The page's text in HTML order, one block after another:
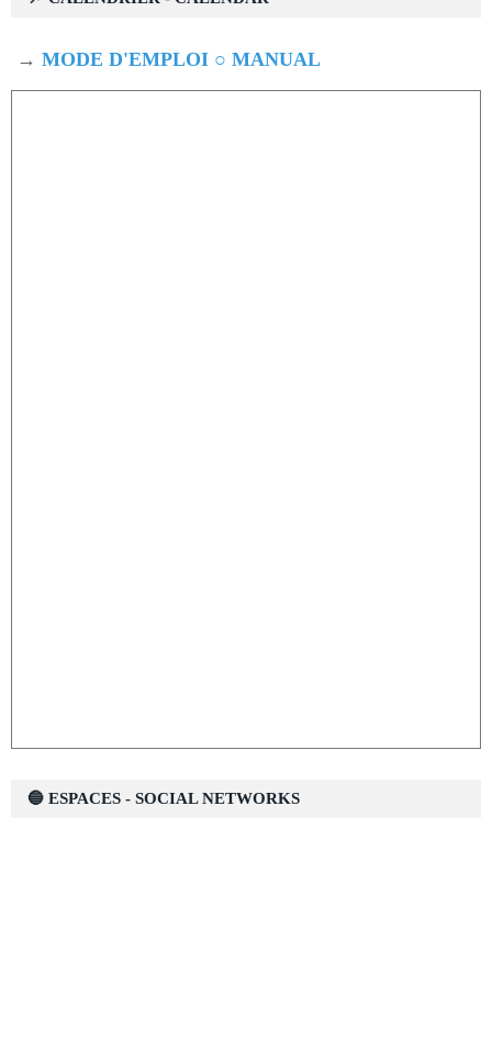
→ MODE D'EMPLOI ○ MANUAL
🔵 ESPACES - SOCIAL NETWORKS